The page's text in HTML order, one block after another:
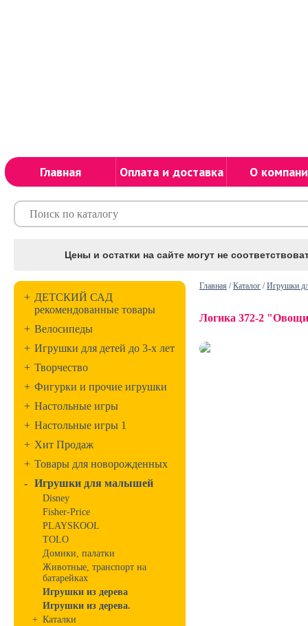
Главная Оплата и доставка О
Цены и остатки на сайте могут не
+ ДЕТСКИЙ САД
рекомендованные товары
+ Велосипеды
+ Игрушки для детей до 3-х лет
+ Творчество
+ Фигурки и прочие игрушки
+ Настольные игры
+ Настольные игры 1
+ Хит Продаж
+ Товары для новорожденных
- Игрушки для малышей
Disney
Fisher-Price
PLAYSKOOL
TOLO
Домики, палатки
Животные, транспорт на
батарейках
Игрушки из дерева
Игрушки из дерева.
+ Каталки
Главная /Каталог /Игрушки
Логика 372-2